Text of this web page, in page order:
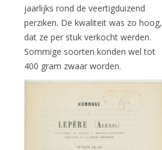
jaarlijks rond de veertigduizend
perziken. De kwaliteit was zo hoog,
dat ze per stuk verkocht werden.
Sommige soorten konden wel tot
400 gram zwaar worden.